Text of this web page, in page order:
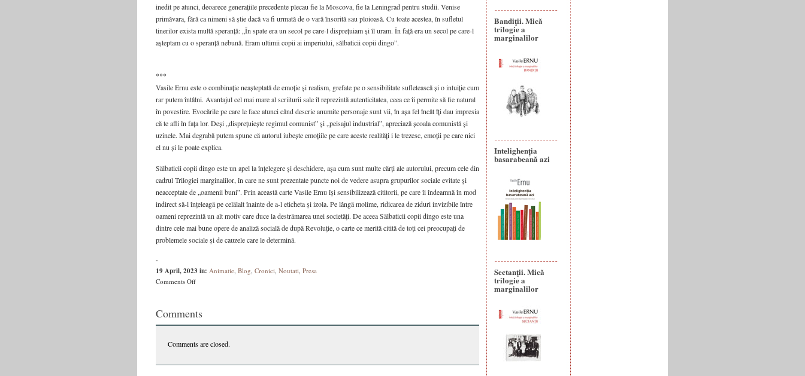
inedit pe atunci, deoarece generațiile precedente plecau fie la Moscova, fie la Leningrad pentru studii. Venise
primăvara, fără ca nimeni să știe dacă va fi urmată de o vară însorită sau ploioasă. Cu toate acestea, în sufletul
tinerilor exista multă speranță: „În spate era un secol pe care-l disprețuiam și îl uram. În față era un secol pe care-l
așteptam cu o speranță nebună. Eram ultimii copii ai imperiului, sălbaticii copii dingo”.
***
Vasile Ernu este o combinație neașteptată de emoție și realism, grefate pe o sensibilitate sufletească și o intuiție cum
rar putem întâlni. Avantajul cel mai mare al scriiturii sale îl reprezintă autenticitatea, ceea ce îi permite să fie natural
în povestire. Evocările pe care le face atunci când descrie anumite personaje sunt vii, în așa fel încât îți dau impresia
că te afli în fața lor. Deși „disprețuiește regimul comunist” și „peisajul industrial”, apreciază școala comunistă și
uzinele. Mai degrabă putem spune că autorul iubește emoțiile pe care aceste realități i le trezesc, emoții pe care nici
el nu și le poate explica.
Sălbaticii copii dingo este un apel la înțelegere și deschidere, așa cum sunt multe cărți ale autorului, precum cele din
cadrul Trilogiei marginalilor, în care ne sunt prezentate puncte noi de vedere asupra grupurilor sociale evitate și
neacceptate de „oamenii buni”. Prin această carte Vasile Ernu își sensibilizează cititorii, pe care îi îndeamnă în mod
indirect să-l înțeleagă pe celălalt înainte de a-l eticheta și izola. Pe lângă molime, ridicarea de ziduri invizibile între
oameni reprezintă un alt motiv care duce la destrămarea unei societăți. De aceea Sălbaticii copii dingo este una
dintre cele mai bune opere de analiză socială de după Revoluție, o carte ce merită citită de toți cei preocupați de
problemele sociale și de cauzele care le determină.
-
19 April, 2023 in: Animatie, Blog, Cronici, Noutati, Presa
Comments Offon
„copiii
Imperiului”
„copiii
Comments
Comments are closed.
Bandiţii. Mică
trilogie a
marginalilor
Intelighenția
basarabeană azi
Sectanţii. Mică
trilogie a
marginalilor